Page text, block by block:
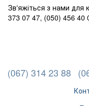
Зв'яжіться з нами для
373 07 47, (050) 456 40
(067) 314 23 88